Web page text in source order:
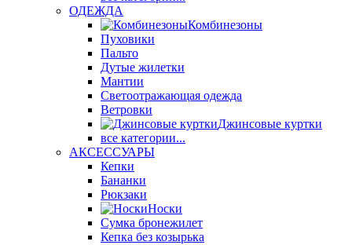
ОДЕЖДА
Комбинезоны
Пуховики
Пальто
Дутые жилетки
Мантии
Светоотражающая одежда
Ветровки
Джинсовые куртки
все категории...
АКСЕССУАРЫ
Кепки
Бананки
Рюкзаки
Носки
Сумка бронежилет
Кепка без козырька